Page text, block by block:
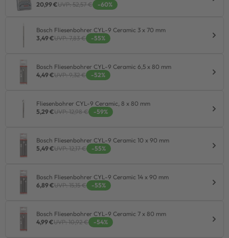
20,99 €UVP: 52,57 € -60%
Bosch Fliesenbohrer CYL-9 Ceramic 3 x 70 mm
3,49 €UVP: 7,83 € -55%
Bosch Fliesenbohrer CYL-9 Ceramic 6,5 x 80 mm
4,49 €UVP: 9,32 € -52%
Fliesenbohrer CYL-9 Ceramic, 8 x 80 mm
5,29 €UVP: 12,98 € -59%
Bosch Fliesenbohrer CYL-9 Ceramic 10 x 90 mm
5,49 €UVP: 12,17 € -55%
Bosch Fliesenbohrer CYL-9 Ceramic 14 x 90 mm
6,89 €UVP: 15,15 € -55%
Bosch Fliesenbohrer CYL-9 Ceramic 7 x 80 mm
4,99 €UVP: 10,92 € -54%